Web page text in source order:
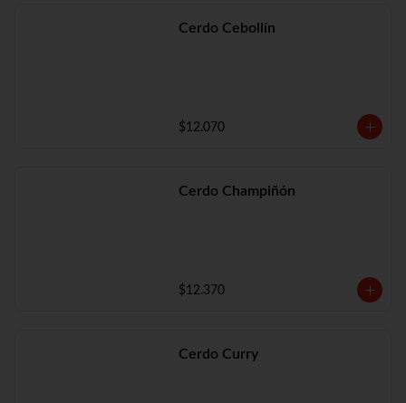
Cerdo Cebollín
$12.070
Cerdo Champiñón
$12.370
Cerdo Curry